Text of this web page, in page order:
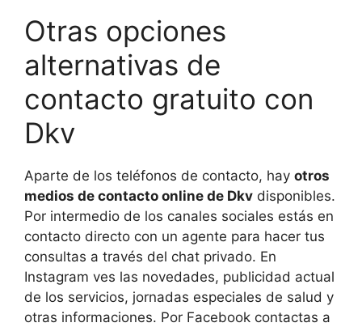
Otras opciones
alternativas de
contacto gratuito con
Dkv
Aparte de los teléfonos de contacto, hay otros
medios de contacto online de Dkv disponibles.
Por intermedio de los canales sociales estás en
contacto directo con un agente para hacer tus
consultas a través del chat privado. En
Instagram ves las novedades, publicidad actual
de los servicios, jornadas especiales de salud y
otras informaciones. Por Facebook contactas a